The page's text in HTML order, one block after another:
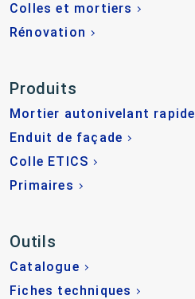
Colles et mortiers
Rénovation
Produits
Mortier autonivelant rapide
Enduit de façade
Colle ETICS
Primaires
Outils
Catalogue
Fiches techniques